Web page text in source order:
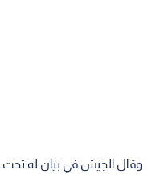
وقال الجيش في بيان له تحت